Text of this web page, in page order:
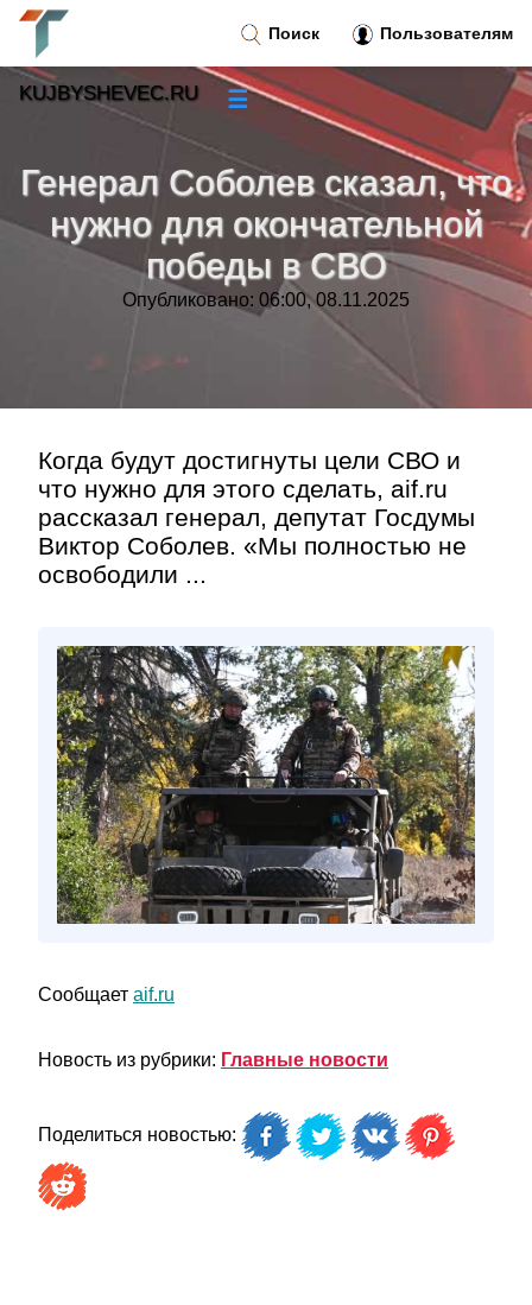
Генерал Соболев сказал, что
нужно для окончательной
победы в СВО
Опубликовано: 06:00, 08.11.2025
Когда будут достигнуты цели СВО и
что нужно для этого сделать, aif.ru
рассказал генерал, депутат Госдумы
Виктор Соболев. «Мы полностью не
освободили ...
Сообщает aif.ru
Новость из рубрики: Главные новости
Поделиться новостью:
Поиск Пользователям
KUJBYSHEVEC.RU ☰
Новости»
Тренды новостей»
Рубрики»
Контакт»